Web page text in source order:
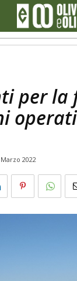
per la
Marzo 2022